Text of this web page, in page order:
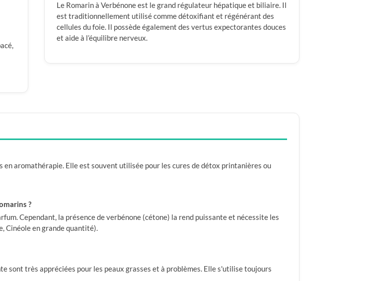
Le Romarin à Verbénone est le grand régulateur hépatique et biliaire. Il
est traditionnellement utilisé comme détoxifiant et régénérant des
cellules du foie. Il possède également des vertus expectorantes douces
et aide à l’équilibre nerveux.
aromathérapie. Elle est souvent utilisée pour les cures de détox printanières ou
?
Cependant, la présence de verbénone (cétone) la rend puissante et nécessite les
Cinéole en grande quantité).
sont très appréciées pour les peaux grasses et à problèmes. Elle s'utilise toujours